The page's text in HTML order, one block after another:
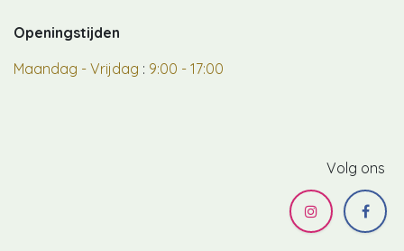
Openingstijden
Maandag - Vrijdag : 9:00 - 17:00
Volg ons